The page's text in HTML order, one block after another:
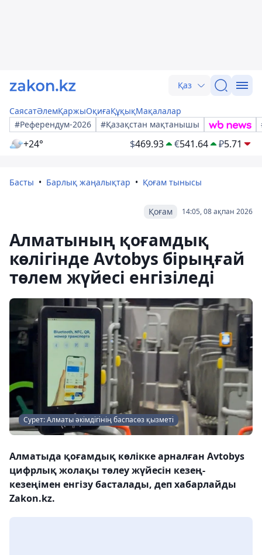
Қаз
СаясатӘлемҚаржыОқиғаҚұқықМақалалар
#Референдум-2026
#Қазақстан мақтанышы
+24° $469.93 €541.64 ₽5.71
Басты Барлық жаңалықтар Қоғам тынысы
14:05, 08 ақпан 2026
Қоғам
Алматының қоғамдық
көлігінде Avtobys бірыңғай
төлем жүйесі енгізіледі
Сурет: Алматы әкімдігінің баспасөз қызметі
Алматыда қоғамдық көлікке арналған Avtobys
цифрлық жолақы төлеу жүйесін кезең-
кезеңімен енгізу басталады, деп хабарлайды
Zakon.kz.